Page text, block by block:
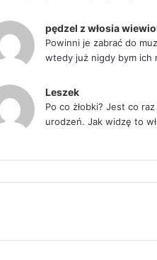
pędzel z włosia
Powinni je zabrać do
wtedy już nigdy bym ich
Leszek
Po co żłobki? Jest co
urodzeń. Jak widzę to